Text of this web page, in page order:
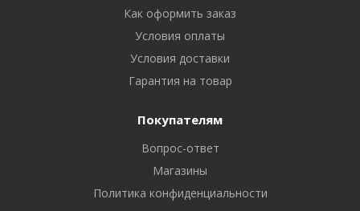
Как оформить заказ
Условия оплаты
Условия доставки
Гарантия на товар
Покупателям
Вопрос-ответ
Магазины
Политика конфиденциальности